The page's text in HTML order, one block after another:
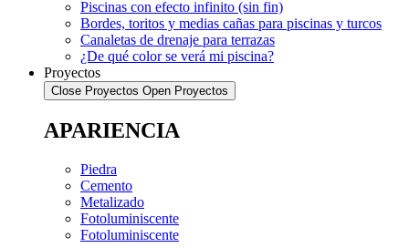
Piscinas con efecto infinito (sin fin)
Bordes, toritos y medias cañas para piscinas y turcos
Canaletas de drenaje para terrazas
¿De qué color se verá mi piscina?
Proyectos
Close Proyectos Open Proyectos
APARIENCIA
Piedra
Cemento
Metalizado
Fotoluminiscente
Fotoluminiscente